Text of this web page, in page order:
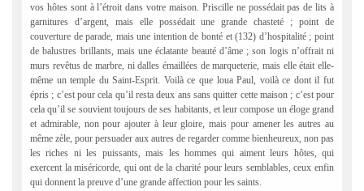
vos hôtes sont à l’étroit dans votre maison. Priscille ne possédait pas de lits à
garnitures d’argent, mais elle possédait une grande chasteté ; point de
couverture de parade, mais une intention de bonté et (132) d’hospitalité ; point
de balustres brillants, mais une éclatante beauté d’âme ; son logis n’offrait ni
murs revêtus de marbre, ni dalles émaillées de marqueterie, mais elle était elle-
même un temple du Saint-Esprit. Voilà ce que loua Paul, voilà ce dont il fut
épris ; c’est pour cela qu’il resta deux ans sans quitter cette maison ; c’est pour
cela qu’il se souvient toujours de ses habitants, et leur compose un éloge grand
et admirable, non pour ajouter à leur gloire, mais pour amener les autres au
même zèle, pour persuader aux autres de regarder comme bienheureux, non pas
les riches ni les puissants, mais les hommes qui aiment leurs hôtes, qui
exercent la miséricorde, qui ont de la charité pour leurs semblables, ceux enfin
qui donnent la preuve d’une grande affection pour les saints.